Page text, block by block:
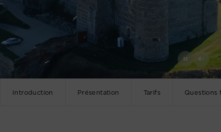
Introduction Présentation Tarifs Questions